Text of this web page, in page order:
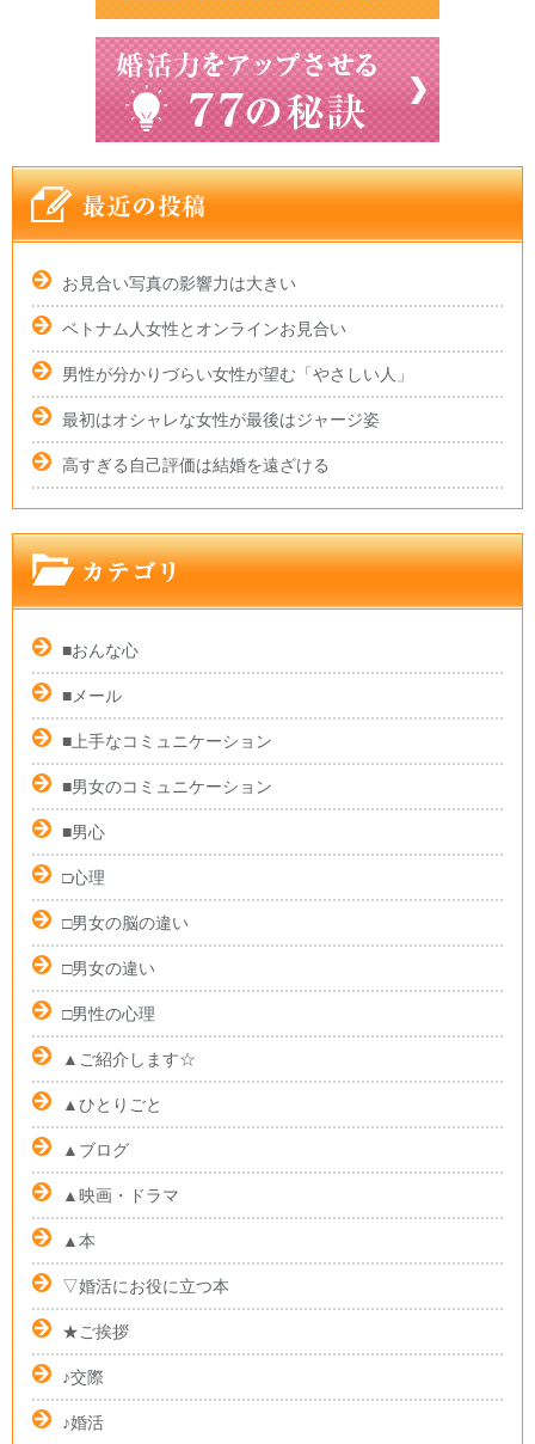
お見合い写真の影響力は大きい
ベトナム人女性とオンラインお見合い
男性が分かりづらい女性が望む「やさしい人」
最初はオシャレな女性が最後はジャージ姿
高すぎる自己評価は結婚を遠ざける
■おんな心
■メール
■上手なコミュニケーション
■男女のコミュニケーション
■男心
□心理
□男女の脳の違い
□男女の違い
□男性の心理
▲ご紹介します☆
▲ひとりごと
▲ブログ
▲映画・ドラマ
▲本
▽婚活にお役に立つ本
★ご挨拶
♪交際
♪婚活